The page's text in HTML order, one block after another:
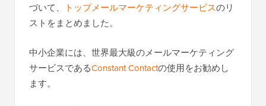
づいて、
トップメールマーケティングサービスのリ
ストをまとめました。
中小企業には、世界最大級のメールマーケティング
サービスであるConstant Contactの使用をお勧めし
ます。